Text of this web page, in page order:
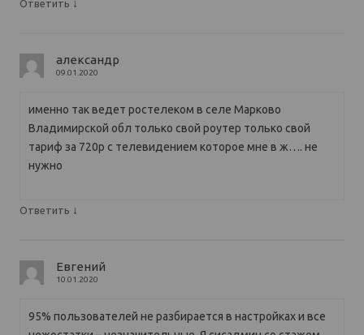
Ответить ↓
александр
09.01.2020
именно так ведет ростелеком в селе Марково
Владимирской обл только свой роутер только свой
тариф за 720р с телевидением которое мне в ж…. не
нужно
Ответить ↓
Евгений
10.01.2020
95% пользователей не разбирается в настройках и все